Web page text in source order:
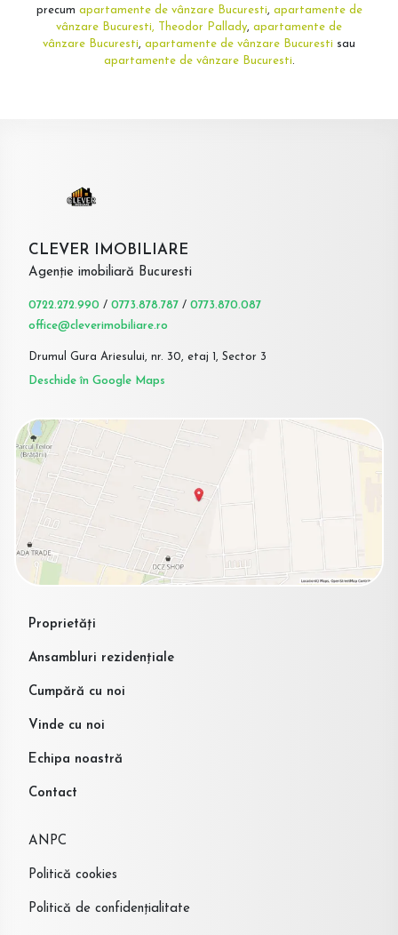
precum apartamente de vânzare Bucuresti, apartamente de
vânzare Bucuresti, Theodor Pallady, apartamente de
vânzare Bucuresti, apartamente de vânzare Bucuresti sau
apartamente de vânzare Bucuresti.
CLEVER IMOBILIARE
Agenție imobiliară Bucuresti
0722.272.990 / 0773.878.787 / 0773.870.087
office@cleverimobiliare.ro
Drumul Gura Ariesului, nr. 30, etaj 1, Sector 3
Deschide în Google Maps
Proprietăți
Ansambluri rezidențiale
Cumpără cu noi
Vinde cu noi
Echipa noastră
Contact
ANPC
Politică cookies
Politică de confidențialitate